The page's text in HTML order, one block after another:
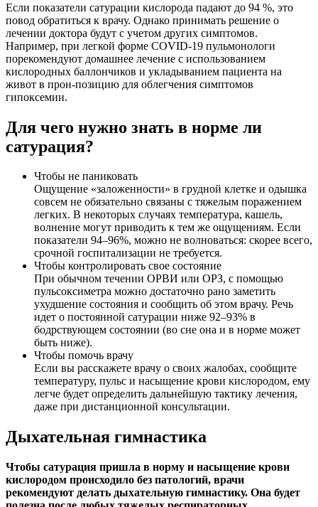
Если показатели сатурации кислорода падают до 94 %, это
повод обратиться к врачу. Однако принимать решение о
лечении доктора будут с учетом других симптомов.
Например, при легкой форме COVID-19 пульмонологи
порекомендуют домашнее лечение с использованием
кислородных баллончиков и укладыванием пациента на
живот в прон-позицию для облегчения симптомов
гипоксемии.
Для чего нужно знать в норме ли
сатурация?
Чтобы не паниковать
Ощущение «заложенности» в грудной клетке и одышка
совсем не обязательно связаны с тяжелым поражением
легких. В некоторых случаях температура, кашель,
волнение могут приводить к тем же ощущениям. Если
показатели 94–96%, можно не волноваться: скорее всего,
срочной госпитализации не требуется.
Чтобы контролировать свое состояние
При обычном течении ОРВИ или ОРЗ, с помощью
пульсоксиметра можно достаточно рано заметить
ухудшение состояния и сообщить об этом врачу. Речь
идет о постоянной сатурации ниже 92–93% в
бодрствующем состоянии (во сне она и в норме может
быть ниже).
Чтобы помочь врачу
Если вы расскажете врачу о своих жалобах, сообщите
температуру, пульс и насыщение крови кислородом, ему
легче будет определить дальнейшую тактику лечения,
даже при дистанционной консультации.
Дыхательная гимнастика
Чтобы сатурация пришла в норму и насыщение крови
кислородом происходило без патологий, врачи
рекомендуют делать дыхательную гимнастику. Она будет